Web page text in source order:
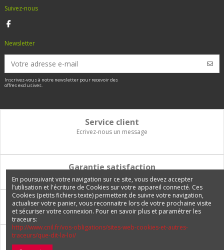
Suivez-nous
Newsletter
Inscrivez-vous à notre newsletter pour recevoir des
offres exclusives.
Service client
Ecrivez-nous un message
Garantie satisfaction
Vous disposez de 14 jours pour changer d'avis et être remboursé
Paiement 100% sécurisé
Carte bancaire, PayPal, 3 fois sans frais, virement bancaire
Livraison Internationale
Expédition en France, en Europe et vers tous les DOM-TOM
En poursuivant votre navigation sur ce site, vous devez accepter
l’utilisation et l'écriture de Cookies sur votre appareil connecté. Ces
Cookies (petits fichiers texte) permettent de suivre votre navigation,
actualiser votre panier, vous reconnaitre lors de votre prochaine visite
et sécuriser votre connexion. Pour en savoir plus et paramétrer les
traceurs:
http://www.cnil.fr/vos-obligations/sites-web-cookies-et-autres-
traceurs/que-dit-la-loi/